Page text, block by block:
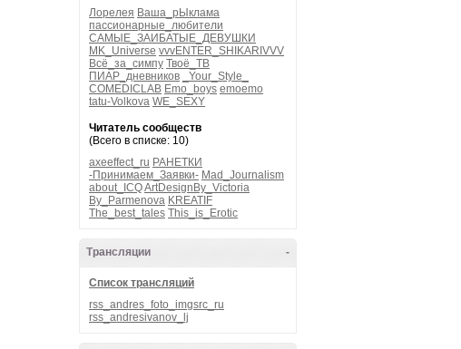
Лорелея Ваша_рЫклама
пассионарные_любители
САМЫЕ_ЗАИБАТЫЕ_ДЕВУШКИ
MK_Universe vvvENTER_SHIKARIVVV
Всё_за_симпу Твоё_ТВ
ПИАР_дневников
_Your_Style_
COMEDICLAB Emo_boys emoemo
tatu-Volkova WE_SEXY
Читатель сообществ
(Всего в списке: 10)
axeeffect_ru РАНЕТКИ
-Принимаем_Заявки- Mad_Journalism
about_ICQArtDesignBy_Victoria
By_Parmenova KREATIF
The_best_tales This_is_Erotic
-
Трансляции
Список трансляций
rss_andres_foto_imgsrc_ru
rss_andresivanov_lj